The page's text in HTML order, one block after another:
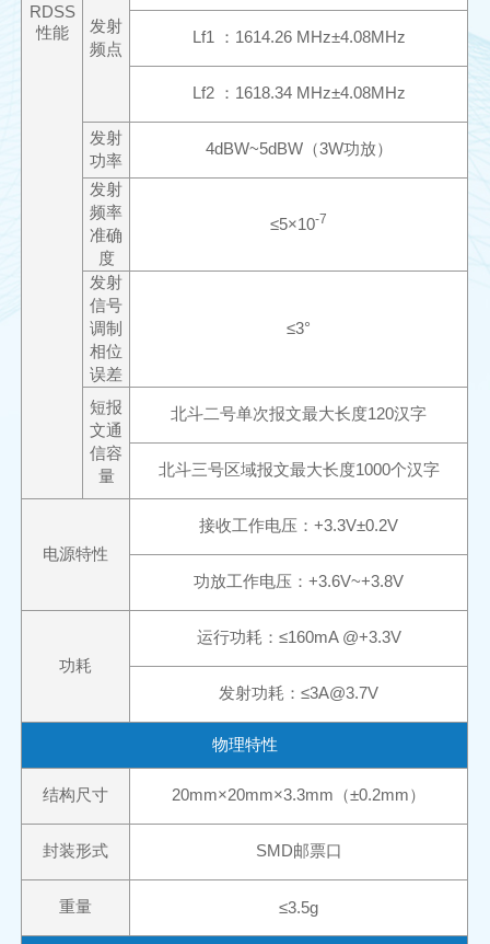
RDSS
性能
发射
频点
Lf1 ： 1614.26 MHz±4.08MHz
Lf2 ： 1618.34 MHz±4.08MHz
发射
功率
4dBW~5dBW（3W功放）
发射
频率
准确
度
≤5×10-7
发射
信号
调制
相位
误差
≤3°
短报
文通
信容
量
北斗二号单次报文最大长度120汉字
北斗三号区域报文最大长度1000个汉字
电源特性
接收工作电压：+3.3V±0.2V
功放工作电压：+3.6V~+3.8V
功耗
运行功耗：≤160mA @+3.3V
发射功耗：≤3A@3.7V
物理特性
结构尺寸 20mm×20mm×3.3mm （±0.2mm）
封装形式 SMD邮票口
重量 ≤3.5g